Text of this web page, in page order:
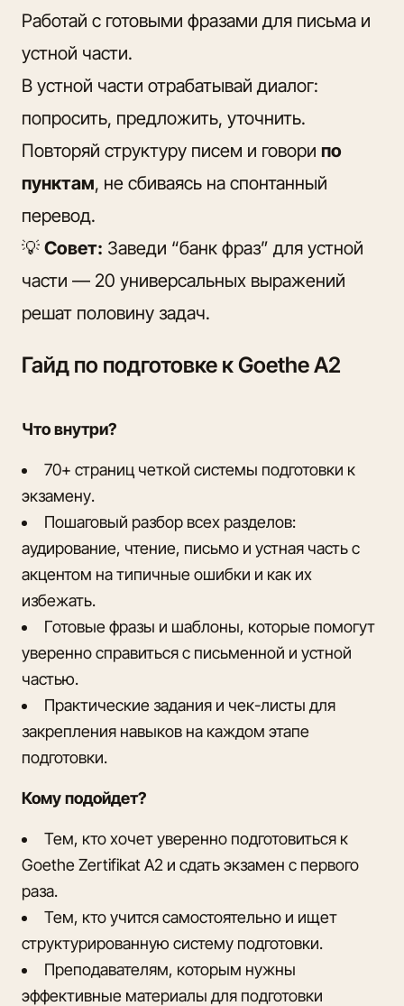
Работай с готовыми фразами для письма и
устной части.
В устной части отрабатывай диалог:
попросить, предложить, уточнить.
Повторяй структуру писем и говори по
пунктам, не сбиваясь на спонтанный
перевод.
💡 Совет: Заведи “банк фраз” для устной
части — 20 универсальных выражений
решат половину задач.
Гайд по подготовке к Goethe А2
Что внутри?
70+ страниц четкой системы подготовки к
экзамену.
Пошаговый разбор всех разделов:
аудирование, чтение, письмо и устная часть с
акцентом на типичные ошибки и как их
избежать.
Готовые фразы и шаблоны, которые помогут
уверенно справиться с письменной и устной
частью.
Практические задания и чек-листы для
закрепления навыков на каждом этапе
подготовки.
Кому подойдет?
Тем, кто хочет уверенно подготовиться к
Goethe Zertifikat A2 и сдать экзамен с первого
раза.
Тем, кто учится самостоятельно и ищет
структурированную систему подготовки.
Преподавателям, которым нужны
эффективные материалы для подготовки